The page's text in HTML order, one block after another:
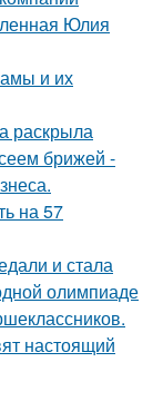
Юлия
и их
раскрыла
брижей -
на 57
и стала
олимпиаде
настоящий